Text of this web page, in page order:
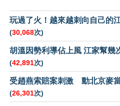
玩過了火！越來越刺向自己的
(30,068次)
胡溫因勢利導佔上風 江家幫幾
(42,891次)
受趙燕索賠案刺激 動北京麥
(26,301次)